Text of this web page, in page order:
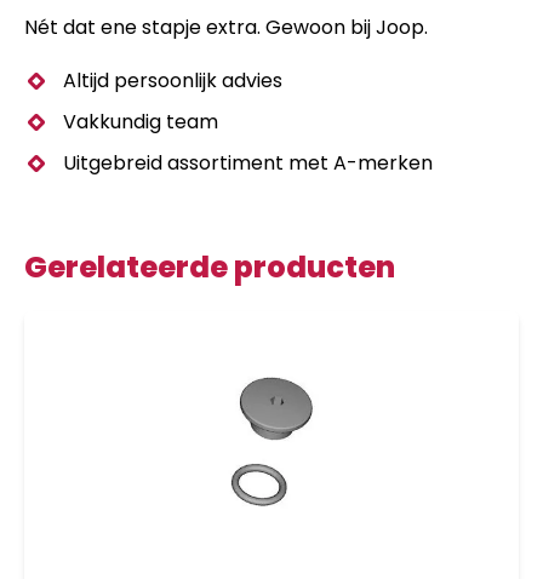
Nét dat ene stapje extra. Gewoon bij Joop.
Altijd persoonlijk advies
Vakkundig team
Uitgebreid assortiment met A-merken
Gerelateerde producten